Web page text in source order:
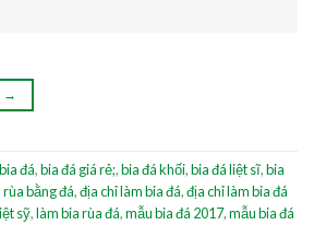
→
bia đá,bia đá giá rẻ;,bia đá khối,bia đá liệt sĩ,bia
rùa bằng đá,địa chỉ làm bia đá,địa chỉ làm bia đá
sỹ,làm bia rùa đá,mẫu bia đá 2017,mẫu bia đá